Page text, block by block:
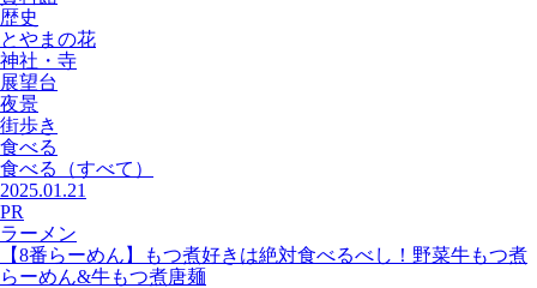
歴史
とやまの花
神社・寺
展望台
夜景
街歩き
食べる
食べる
（すべて）
2025.01.21
PR
ラーメン
【8番らーめん】もつ煮好きは絶対食べるべし！野菜牛もつ煮
らーめん&牛もつ煮唐麺